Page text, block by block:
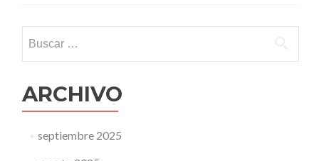
ARCHIVO
septiembre 2025